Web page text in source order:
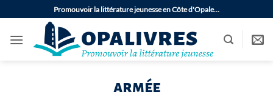
au
contenu
Promouvoir la littérature jeunesse en Côte d'Opale…
armée